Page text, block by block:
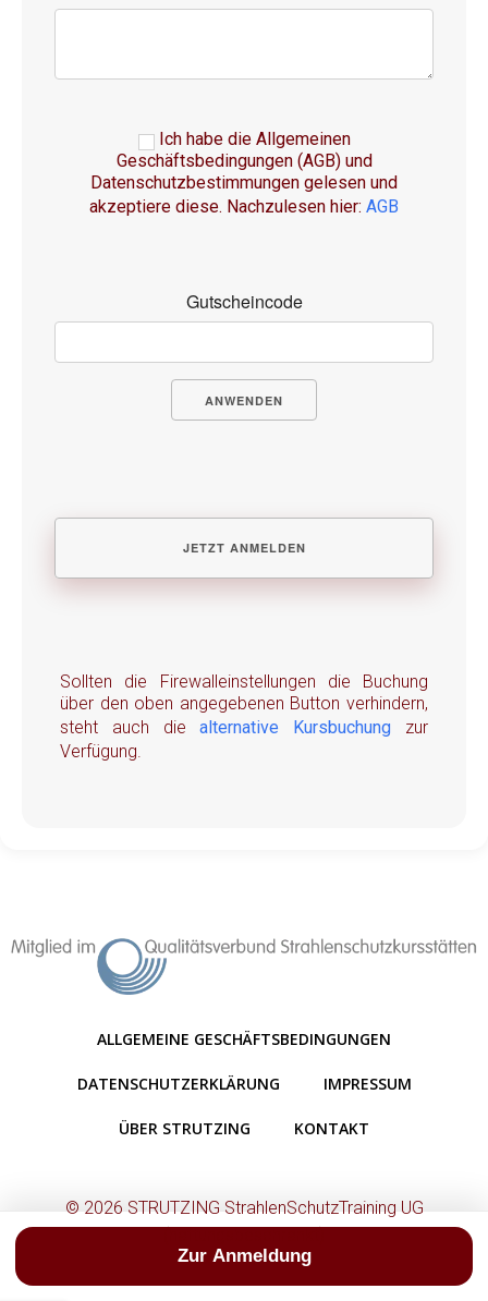
Zur Anmeldung
Ich habe die Allgemeinen
Geschäftsbedingungen (AGB) und
Datenschutzbestimmungen gelesen und
akzeptiere diese. Nachzulesen hier: AGB
Gutscheincode
ANWENDEN
Sollten die Firewalleinstellungen die Buchung
über den oben angegebenen Button verhindern,
steht auch diealternative Kursbuchung zur
Verfügung.
ALLGEMEINE GESCHÄFTSBEDINGUNGEN
DATENSCHUTZERKLÄRUNG IMPRESSUM
ÜBER STRUTZING KONTAKT
© 2026 STRUTZING StrahlenSchutzTraining UG